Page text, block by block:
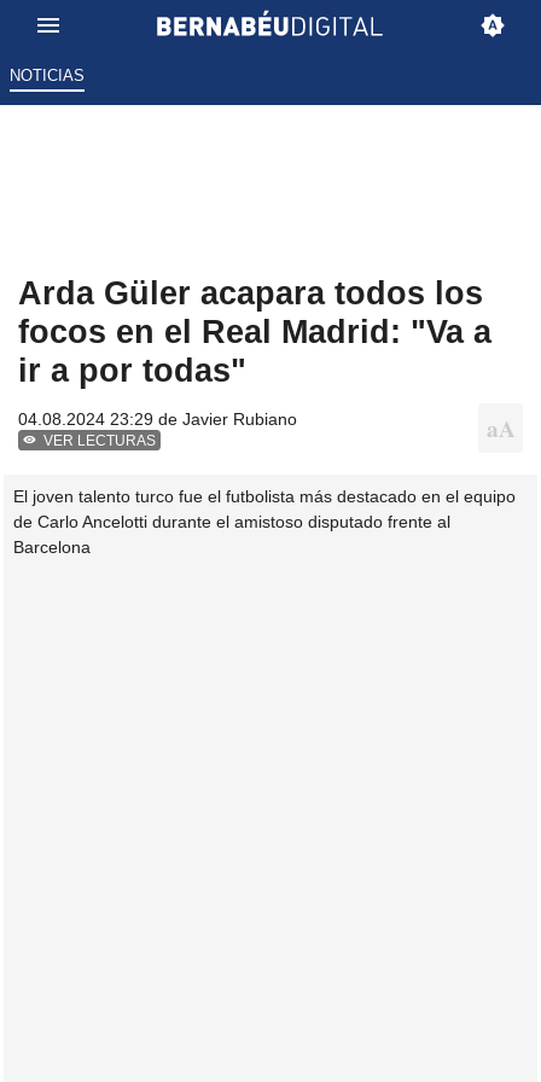
NOTICIAS
Arda Güler acapara todos los
focos en el Real Madrid: "Va a
ir a por todas"
04.08.2024 23:29 de Javier Rubiano
VER LECTURAS
El joven talento turco fue el futbolista más destacado en el equipo
de Carlo Ancelotti durante el amistoso disputado frente al
Barcelona